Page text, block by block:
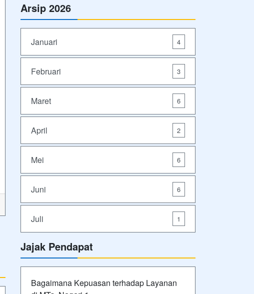
Arsip 2026
Januari 4
Februari 3
Maret 6
April 2
Mei 6
Juni 6
Juli 1
Jajak Pendapat
Bagaimana Kepuasan terhadap Layanan